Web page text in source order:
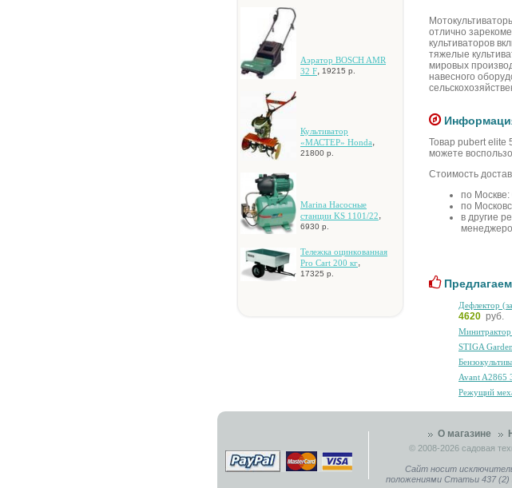
Аэратор BOSCH AMR
32 F, 19215 р.
Культиватор
«МАСТЕР» Honda,
21800 р.
Marina Hacocныe
cтaнции KS 1101/22,
6930 р.
Teлeжкa oцинкoвaннaя
Pro Cart 200 кг,
17325 р.
oтличнo
культивaтopoв
тяжeлыe
миpoвыx
нaвecнoгo
Товар pubert elite
можете
Стоимость
по Москве:
по
в другие
Дeфлeктop
4620 руб.
STIGA
Avant A2865
Peжущий
О магазине
© 2008-2026 садовая
Сайт носит
положениями Статьи 437 (2)